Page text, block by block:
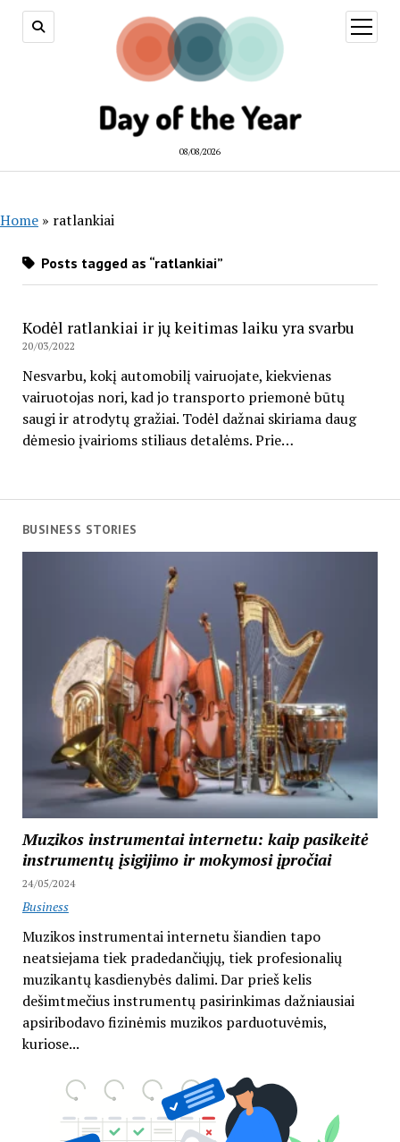
08/08/2026
open
menu
BUSINESS STORIES
Muzikos instrumentai internetu: kaip pasikeitė
instrumentų įsigijimo ir mokymosi įpročiai
24/05/2024
Business
Muzikos instrumentai internetu šiandien tapo
neatsiejama tiek pradedančiųjų, tiek profesionalių
muzikantų kasdienybės dalimi. Dar prieš kelis
dešimtmečius instrumentų pasirinkimas dažniausiai
apsiribodavo fizinėmis muzikos parduotuvėmis,
kuriose...
Home » ratlankiai
Posts tagged as “ratlankiai”
Kodėl ratlankiai ir jų keitimas laiku yra svarbu
20/03/2022
Nesvarbu, kokį automobilį vairuojate, kiekvienas
vairuotojas nori, kad jo transporto priemonė būtų
saugi ir atrodytų gražiai. Todėl dažnai skiriama daug
dėmesio įvairioms stiliaus detalėms. Prie…